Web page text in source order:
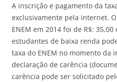
A inscrição e pagamento da
exclusivamente pela internet.
ENEM em 2014 foi de R$:
estudantes de baixa renda
taxa do ENEM no momento da
declaração de carência
carência pode ser solicitado